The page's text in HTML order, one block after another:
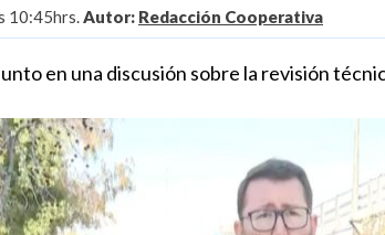
10:45hrs.Autor: Redacción Cooperativa
en una discusión sobre la revisión